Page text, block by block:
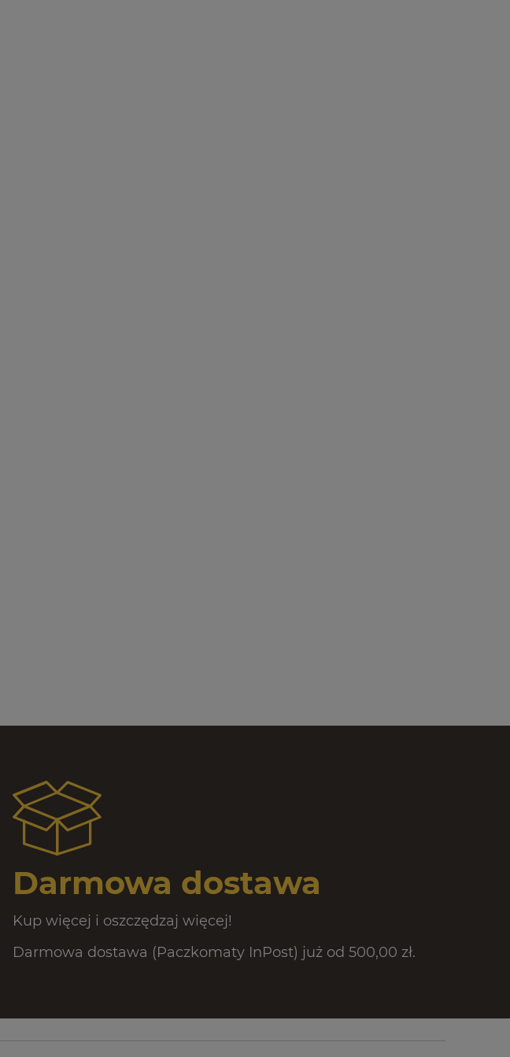
Darmowa dostawa
Kup więcej i oszczędzaj więcej!
Darmowa dostawa (Paczkomaty InPost) już od 500,00 zł.